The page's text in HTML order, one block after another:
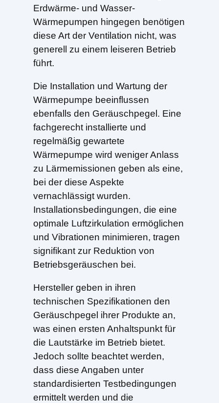
Erdwärme- und Wasser-
Wärmepumpen hingegen benötigen
diese Art der Ventilation nicht, was
generell zu einem leiseren Betrieb
führt.
Die Installation und Wartung der
Wärmepumpe beeinflussen
ebenfalls den Geräuschpegel. Eine
fachgerecht installierte und
regelmäßig gewartete
Wärmepumpe wird weniger Anlass
zu Lärmemissionen geben als eine,
bei der diese Aspekte
vernachlässigt wurden.
Installationsbedingungen, die eine
optimale Luftzirkulation ermöglichen
und Vibrationen minimieren, tragen
signifikant zur Reduktion von
Betriebsgeräuschen bei.
Hersteller geben in ihren
technischen Spezifikationen den
Geräuschpegel ihrer Produkte an,
was einen ersten Anhaltspunkt für
die Lautstärke im Betrieb bietet.
Jedoch sollte beachtet werden,
dass diese Angaben unter
standardisierten Testbedingungen
ermittelt werden und die